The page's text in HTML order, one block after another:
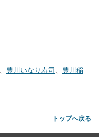
豊川いなり寿司
豊川稲
トップへ戻る